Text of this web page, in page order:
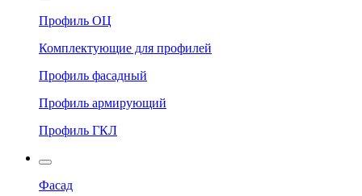
Профиль ОЦ
Комплектующие для профилей
Профиль фасадный
Профиль армирующий
Профиль ГКЛ
Фасад